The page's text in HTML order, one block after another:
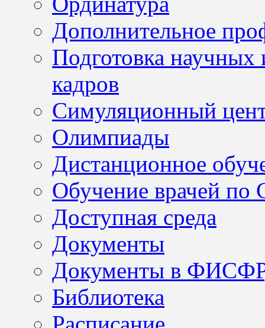
Дополнительное
Подготовка научных
кадров
Симуляционный
Олимпиады
Дистанционное
Обучение врачей по
Доступная среда
Документы
Документы в
Библиотека